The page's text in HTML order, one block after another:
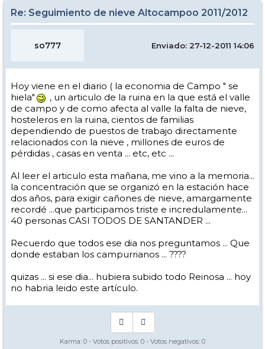
Re: Seguimiento de nieve Altocampoo 2011/2012
so777 Enviado: 27-12-2011 14:06
Hoy viene en el diario ( la economia de Campo " se
hiela"
, un articulo de la ruina en la que está el valle
de campo y de como afecta al valle la falta de nieve,
hosteleros en la ruina, cientos de familias
dependiendo de puestos de trabajo directamente
relacionados con la nieve , millones de euros de
pérdidas , casas en venta ... etc, etc ...
Al leer el articulo esta mañana, me vino a la memoria...
la concentración que se organizó en la estación hace
dos años, para exigir cañones de nieve, amargamente
recordé ...que participamos triste e incredulamente...
40 personas CASI TODOS DE SANTANDER ...
Recuerdo que todos ese dia nos preguntamos ... Que
donde estaban los campurrianos ... ????
quizas ... si ese dia... hubiera subido todo Reinosa ... hoy
no habria leido este artículo.
Karma: 0 - Votos positivos: 0 - Votos negativos: 0